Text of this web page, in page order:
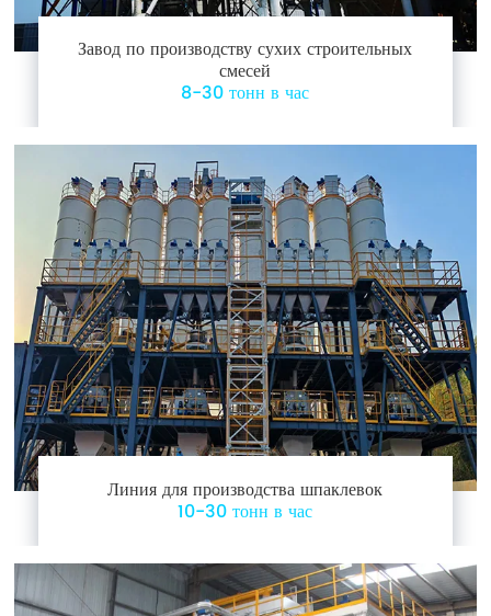
Завод по производству сухих строительных
смесей
8-30 тонн в час
Линия для производства шпаклевок
10-30 тонн в час